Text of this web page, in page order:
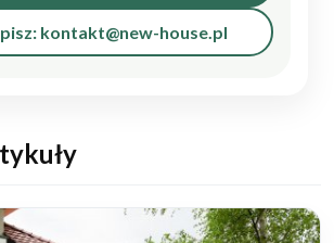
kontakt@new-house.pl